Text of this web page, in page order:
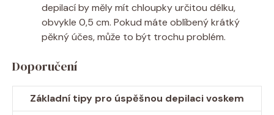
depilací by měly mít chloupky určitou délku,
obvykle 0,5 cm. Pokud máte oblíbený krátký
pěkný účes, může to být trochu problém.
Doporučení
Základní tipy pro úspěšnou depilaci voskem